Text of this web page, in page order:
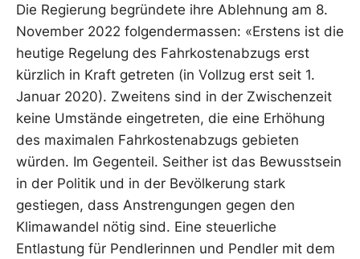
Die Regierung begründete ihre Ablehnung am 8.
November 2022 folgendermassen: «Erstens ist die
heutige Regelung des Fahrkostenabzugs erst
kürzlich in Kraft getreten (in Vollzug erst seit 1.
Januar 2020). Zweitens sind in der Zwischenzeit
keine Umstände eingetreten, die eine Erhöhung
des maximalen Fahrkostenabzugs gebieten
würden. Im Gegenteil. Seither ist das Bewusstsein
in der Politik und in der Bevölkerung stark
gestiegen, dass Anstrengungen gegen den
Klimawandel nötig sind. Eine steuerliche
Entlastung für Pendlerinnen und Pendler mit dem